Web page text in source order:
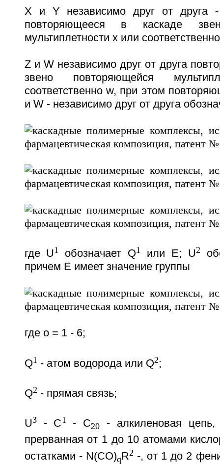
X и Y независимо друг от друга
повторяющееся в каскаде
мультиплетности x или
Z и W независимо друг от друга
звено повторяющейся
соответственно w, при этом
и W - независимо друг от друга
где U1 обозначает Q1 или Е; U2
причем Е имеет значение группы
где о = 1 - 6;
Q1 - атом водорода или Q2;
Q2 - прямая связь;
U3- C1 - C20
- алкиленовая цепь,
прерванная от 1 до 10 атомами
остатками - N(CO)qR2 -, от 1 до 2